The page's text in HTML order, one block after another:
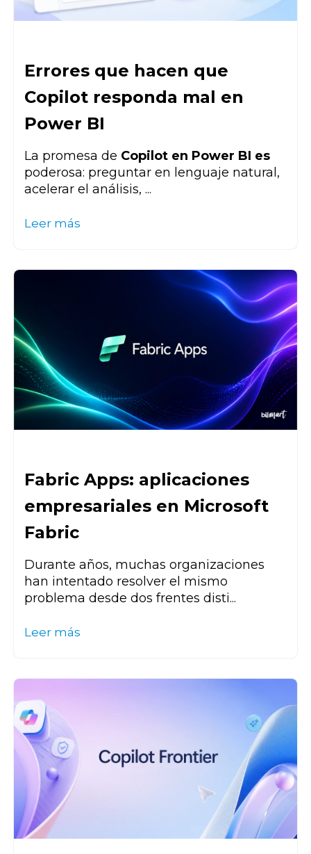
Errores que hacen que
Copilot responda mal en
Power BI
La promesa de Copilot en Power BI es
poderosa: preguntar en lenguaje natural,
acelerar el análisis, ...
Leer más
Fabric Apps: aplicaciones
empresariales en Microsoft
Fabric
Durante años, muchas organizaciones
han intentado resolver el mismo
problema desde dos frentes disti...
Leer más